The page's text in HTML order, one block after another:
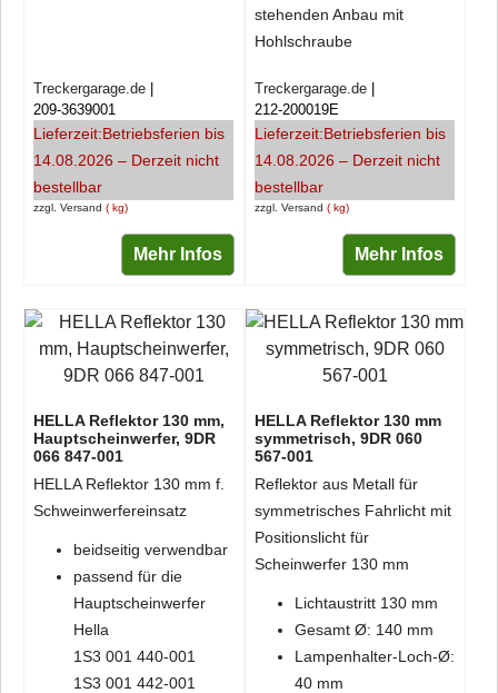
zzgl. Versand kg
Treckergarage.de
209-3639001
Lieferzeit:Betriebsferien bis
14.08.2026 – Derzeit nicht
bestellbar
Mehr Infos
stehenden Anbau mit
Hohlschraube
zzgl. Versand kg
Treckergarage.de
212-200019E
Lieferzeit:Betriebsferien bis
14.08.2026 – Derzeit nicht
bestellbar
Mehr Infos
HELLA Reflektor 130 mm,
Hauptscheinwerfer, 9DR
066 847-001
HELLA Reflektor 130 mm f.
Schweinwerfereinsatz
beidseitig verwendbar
passend für die
Hauptscheinwerfer
Hella
1S3 001 440-001
1S3 001 442-001
HELLA Reflektor 130 mm
symmetrisch, 9DR 060
567-001
Reflektor aus Metall für
symmetrisches Fahrlicht mit
Positionslicht für
Scheinwerfer 130 mm
Lichtaustritt 130 mm
Gesamt Ø: 140 mm
Lampenhalter-Loch-Ø:
40 mm